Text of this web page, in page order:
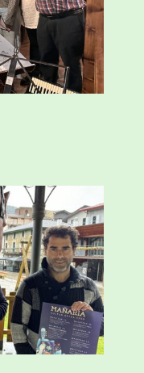
S. Patrick
du